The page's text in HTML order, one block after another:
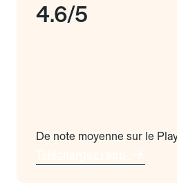
4.6/5
De note moyenne sur le